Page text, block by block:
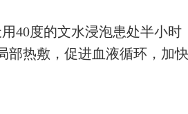
40度的文水浸泡患处半小时
部热敷，促进血液循环，加